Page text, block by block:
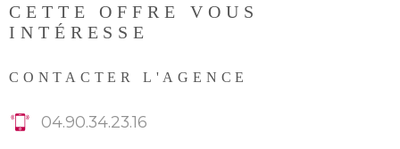
CETTE OFFRE
VOUS
INTÉRESSE
CONTACTER L'AGENCE
04.90.34.23.16